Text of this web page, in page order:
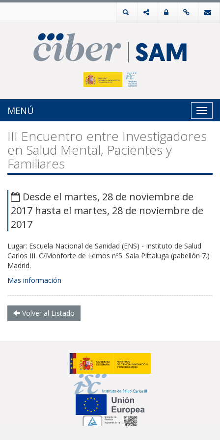
MENÚ
III Encuentro entre Investigadores
en Salud Mental, Pacientes y
Familiares
Desde el martes, 28 de noviembre de
2017 hasta el martes, 28 de noviembre de
2017
Lugar: Escuela Nacional de Sanidad (ENS) - Instituto de Salud
Carlos III. C/Monforte de Lemos nº5. Sala Pittaluga (pabellón 7.)
Madrid.
Mas información
Volver al Listado